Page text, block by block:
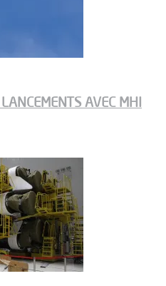
AVEC MHI